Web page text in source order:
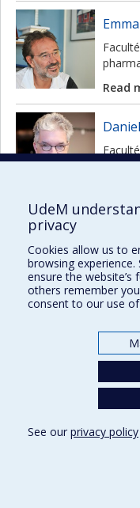
Read
Read
UdeM
privacy
Cookies allow us to
browsing
ensure the website’s
others remember
consent to our use
See our privacy policy